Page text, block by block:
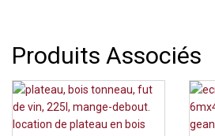
Produits Associés